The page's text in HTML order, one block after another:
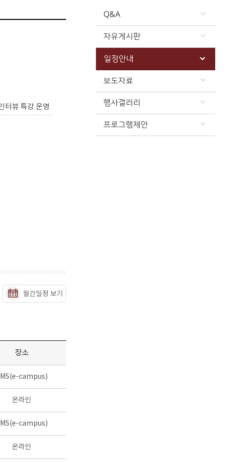
Q&A
자유게시판
일정안내
보도자료
행사갤러리
프로그램제안
터뷰 특강 운영
월간일정 보기
장소
campus)
온라인
campus)
온라인